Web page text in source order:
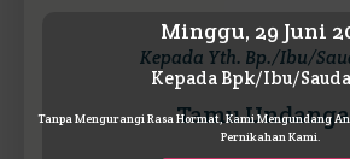
Minggu, 29 Juni
Kepada Bpk/Ibu/
Tanpa Mengurangi Rasa Hormat, Kami Mengundang
Pernikahan Kami.
Kepada Yth. Bp./Ibu/
Tamu